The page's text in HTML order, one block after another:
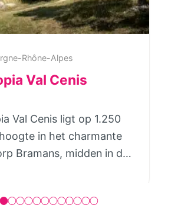
Rhône-Alpes
Val Cenis
Val Cenis ligt op 1.250
in het charmante
Bramans, midden in de